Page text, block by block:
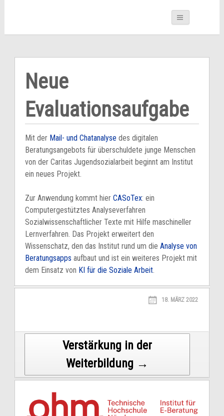
Neue
Evaluationsaufgabe
Mit der Mail- und Chatanalyse des digitalen
Beratungsangebots für überschuldete junge Menschen
von der Caritas Jugendsozialarbeit beginnt am Institut
ein neues Projekt.
Zur Anwendung kommt hier CASoTex: ein
Computergestütztes Analyseverfahren
Sozialwissenschaftlicher Texte mit Hilfe maschineller
Lernverfahren. Das Projekt erweitert den
Wissenschatz, den das Institut rund um die Analyse von
Beratungsapps aufbaut und ist ein weiteres Projekt mit
dem Einsatz von KI für die Soziale Arbeit.
18. MÄRZ 2022
navigation
Verstärkung in der
Weiterbildung →